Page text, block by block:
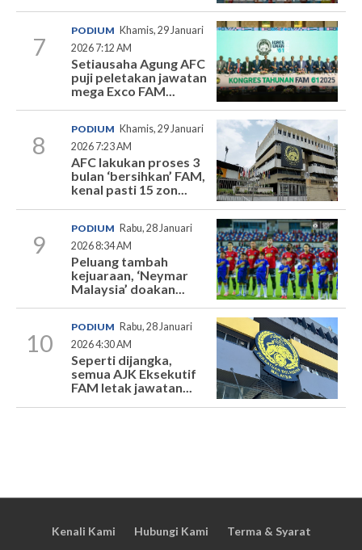
7
PODIUM Khamis, 29 Januari
2026 7:12 AM
Setiausaha Agung AFC
puji peletakan jawatan
mega Exco FAM...
8
PODIUM Khamis, 29 Januari
2026 7:23 AM
AFC lakukan proses 3
bulan ‘bersihkan’ FAM,
kenal pasti 15 zon...
9
PODIUM Rabu, 28 Januari
2026 8:34 AM
Peluang tambah
kejuaraan, ‘Neymar
Malaysia’ doakan...
10
PODIUM Rabu, 28 Januari
2026 4:30 AM
Seperti dijangka,
semua AJK Eksekutif
FAM letak jawatan...
Kenali Kami Hubungi Kami Terma & Syarat